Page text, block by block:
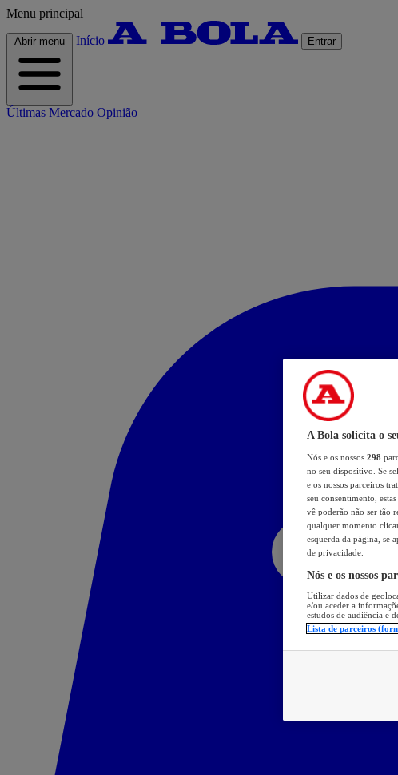
Menu principal
Abrir menu Início Entrar
Últimas Mercado Opinião
A Bola solicita o
Nós e os nossos 298
no seu dispositivo. Se
e os nossos parceiros
seu consentimento,
vê poderão não ser tão
qualquer momento
esquerda da página, se
de privacidade.
Nós e os nossos
Utilizar dados de
e/ou aceder a
estudos de audiência e
Lista de parceiros